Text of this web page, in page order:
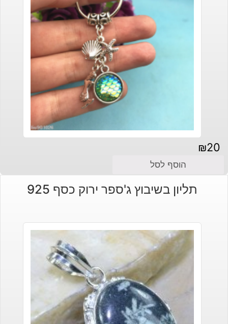
₪20
הוסף לסל
תליון בשיבוץ ג'ספר ירוק כסף 925